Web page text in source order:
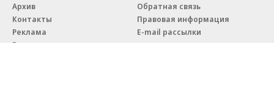
Архив
Контакты
Реклама
Вакансии
Обратная связь
Правовая информация
E-mail рассылки